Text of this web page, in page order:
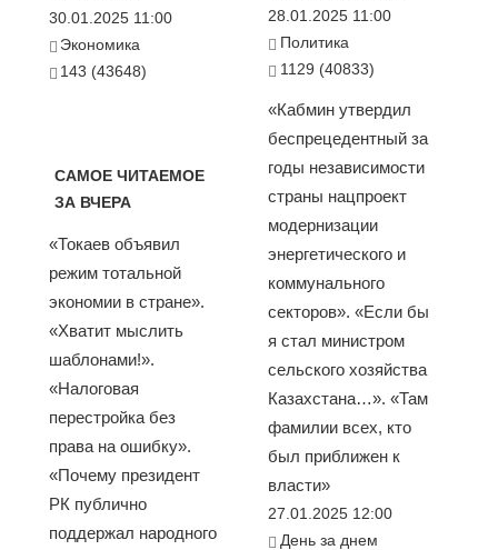
30.01.2025 11:00
Экономика
143 (43648)
САМОЕ ЧИТАЕМОЕ
ЗА ВЧЕРА
«Токаев объявил
режим тотальной
экономии в стране».
«Хватит мыслить
шаблонами!».
«Налоговая
перестройка без
права на ошибку».
«Почему президент
РК публично
поддержал народного
28.01.2025 11:00
Политика
1129 (40833)
«Кабмин утвердил
беспрецедентный за
годы независимости
страны нацпроект
модернизации
энергетического и
коммунального
секторов». «Если бы
я стал министром
сельского хозяйства
Казахстана…». «Там
фамилии всех, кто
был приближен к
власти»
27.01.2025 12:00
День за днем